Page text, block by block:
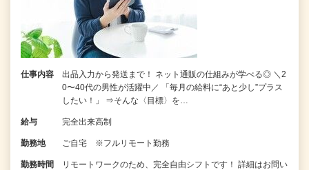
仕事内容
出品入力から発送まで！ ネット通販の仕組みが学べる◎ ＼2
0〜40代の男性が活躍中／ 「毎月の給料に“あと少し”プラス
したい！」 ⇒そんな〈目標〉を…
給与 完全出来高制
勤務地 ご自宅 ※フルリモート勤務
勤務時間 リモートワークのため、完全自由シフトです！ 詳細はお問い